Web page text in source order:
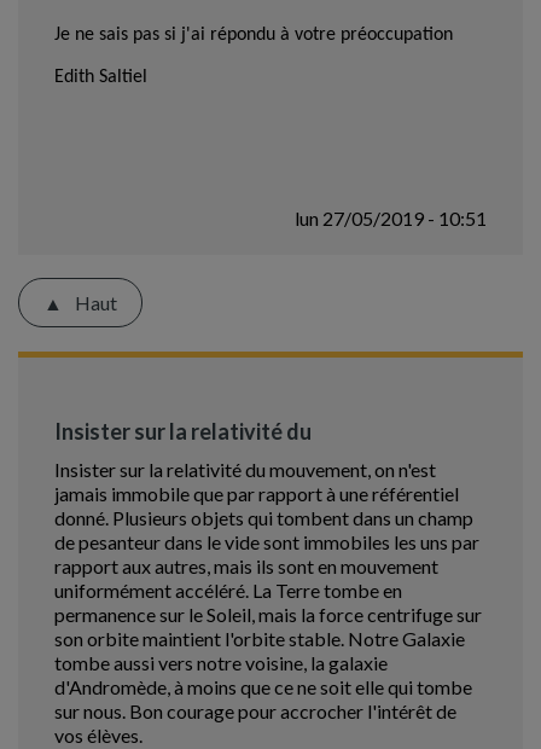
Je ne sais pas si j'ai répondu à votre préoccupation
Edith Saltiel
lun 27/05/2019 - 10:51
Haut
Insister sur la relativité du
Insister sur la relativité du mouvement, on n'est
jamais immobile que par rapport à une référentiel
donné. Plusieurs objets qui tombent dans un champ
de pesanteur dans le vide sont immobiles les uns par
rapport aux autres, mais ils sont en mouvement
uniformément accéléré. La Terre tombe en
permanence sur le Soleil, mais la force centrifuge sur
son orbite maintient l'orbite stable. Notre Galaxie
tombe aussi vers notre voisine, la galaxie
d'Andromède, à moins que ce ne soit elle qui tombe
sur nous. Bon courage pour accrocher l'intérêt de
vos élèves.